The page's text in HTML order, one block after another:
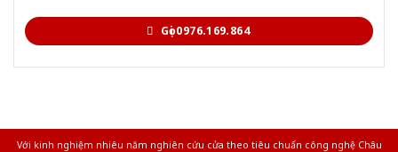
Gọi 0976.169.864
Với kinh nghiệm nhiêu năm nghiên cứu cửa theo tiêu chuẩn công nghệ Châu